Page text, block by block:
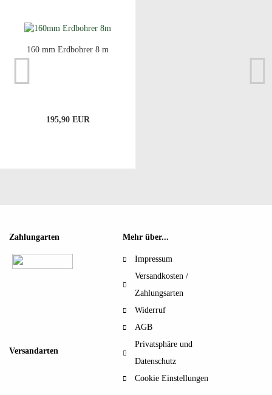
160 mm Erdbohrer 8 m
195,90 EUR
Zahlungarten
Versandarten
Mehr über...
Impressum
Versandkosten /
Zahlungsarten
Widerruf
AGB
Privatsphäre und
Datenschutz
Cookie Einstellungen